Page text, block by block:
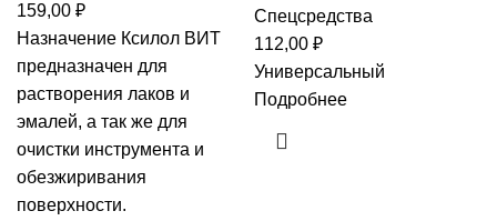
159,00 ₽
Назначение Ксилол ВИТ
предназначен для
растворения лаков и
эмалей, а так же для
очистки инструмента и
обезжиривания
поверхности.
Спецсредства
112,00 ₽
Универсальный
Подробнее